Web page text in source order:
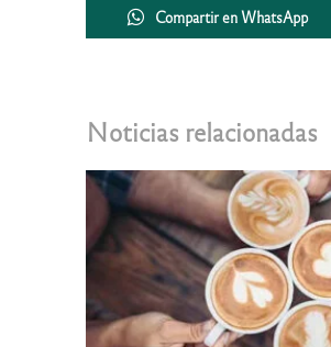
Compartir en WhatsApp
Noticias relacionadas